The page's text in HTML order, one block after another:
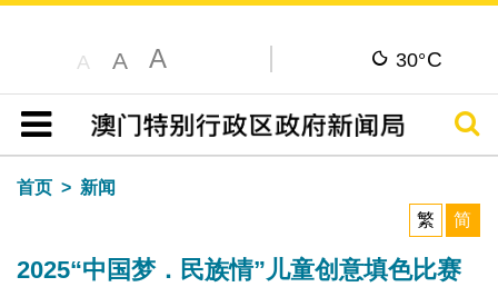
A A A 30°C
目录
搜寻
首页
新闻
繁
简
2025“中国梦．民族情”儿童创意填色比赛